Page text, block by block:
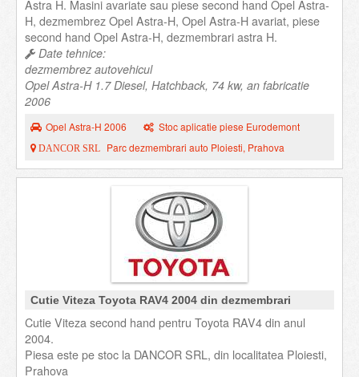
Astra H. Masini avariate sau piese second hand Opel Astra-
H, dezmembrez Opel Astra-H, Opel Astra-H avariat, piese
second hand Opel Astra-H, dezmembrari astra H.
Date tehnice:
dezmembrez autovehicul
Opel Astra-H 1.7 Diesel, Hatchback, 74 kw, an fabricatie
2006
Opel Astra-H 2006 Stoc aplicatie piese Eurodemont
DANCOR SRL Parc dezmembrari auto Ploiesti, Prahova
Cutie Viteza Toyota RAV4 2004 din dezmembrari
Cutie Viteza second hand pentru Toyota RAV4 din anul
2004.
Piesa este pe stoc la DANCOR SRL, din localitatea Ploiesti,
Prahova